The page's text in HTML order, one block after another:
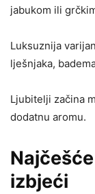
jabukom ili
Luksuznija
lješnjaka,
Ljubitelji začina
dodatnu aromu.
izbjeći